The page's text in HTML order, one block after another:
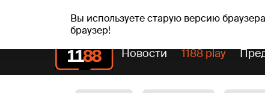
Вы используете старую версию
браузер!
сб, 08.08.2026. +19°C Mudīte, Vladislava,
Новости 1188 play